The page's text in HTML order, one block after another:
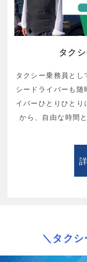
タク
タクシー乗務員と
シードライバーも
イバーひとりひと
から、自由な時間
＼タク